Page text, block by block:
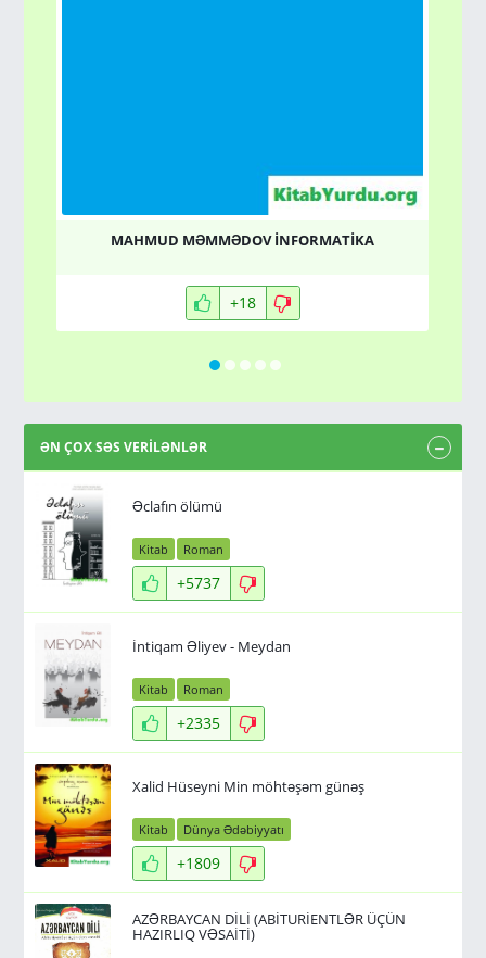
MAHMUD MƏMMƏDOV İNFORMATİKA
+18
ƏN ÇOX SƏS VERİLƏNLƏR
Əclafın ölümü
Kitab Roman
+5737
İntiqam Əliyev - Meydan
Kitab Roman
+2335
Xalid Hüseyni Min möhtəşəm günəş
Kitab Dünya Ədəbiyyatı
+1809
AZƏRBAYCAN DİLİ (ABİTURİENTLƏR ÜÇÜN
HAZIRLIQ VƏSAİTİ)